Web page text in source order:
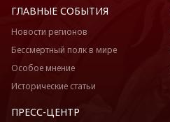
ГЛАВНЫЕ СОБЫТИЯ
Новости регионов
Бессмертный полк в мире
Особое мнение
Исторические статьи
ПРЕСС-ЦЕНТР